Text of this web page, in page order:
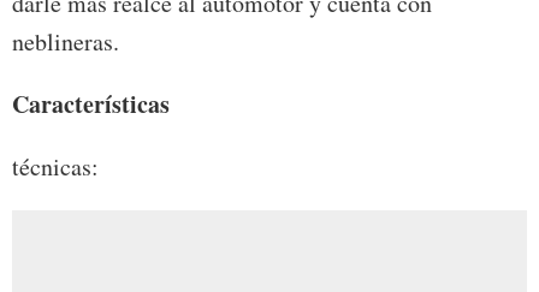
neblineras.
Características
técnicas: